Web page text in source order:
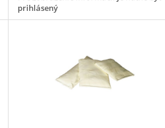
prihlásený